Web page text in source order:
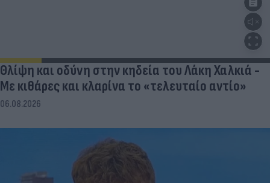
Θλίψη και οδύνη στην κηδεία του Λάκη Χαλκιά -
Με κιθάρες και κλαρίνα το «τελευταίο αντίο»
06.08.2026